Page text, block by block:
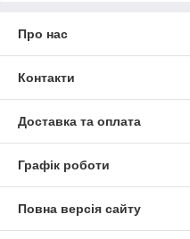
Про нас
Контакти
Доставка та оплата
Графік роботи
Повна версія сайту